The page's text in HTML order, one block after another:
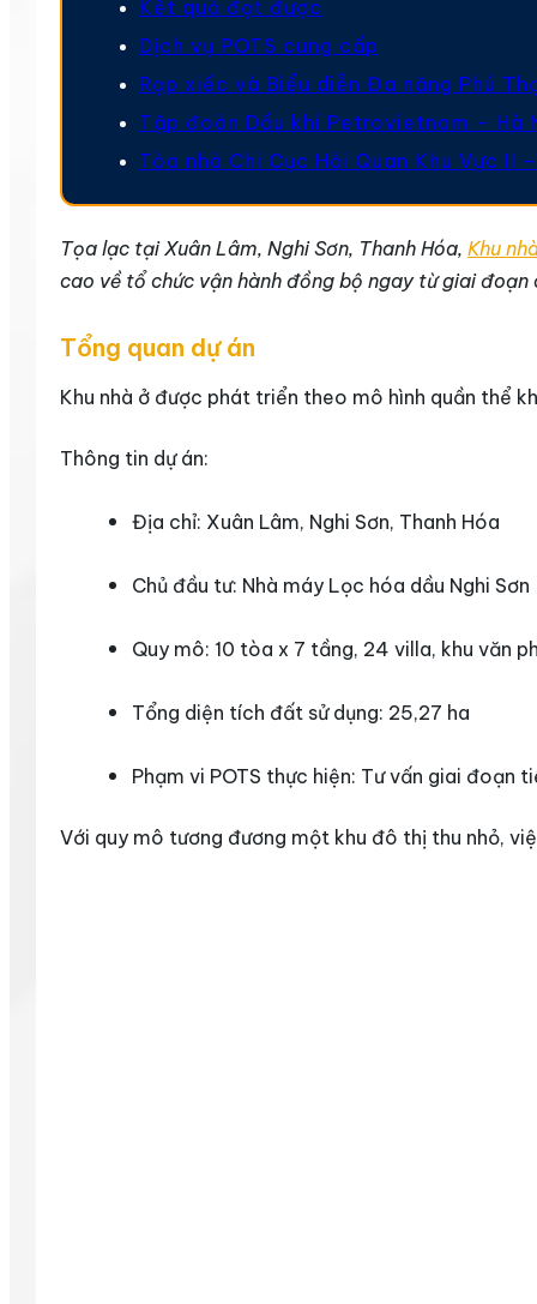
Kết quả đạt được
Dịch vụ POTS cung cấp
Rạp xiếc và Biểu diễn Đa năng Phú
Tập đoàn Dầu khí Petrovietnam – Hà
Tòa nhà Chi Cục Hải Quan Khu Vực II
Tọa lạc tại Xuân Lâm, Nghi Sơn, Thanh Hóa, Khu
cao về tổ chức vận hành đồng bộ ngay từ giai đoạn
Tổng quan dự án
Khu nhà ở được phát triển theo mô hình quần thể
Thông tin dự án:
Địa chỉ: Xuân Lâm, Nghi Sơn, Thanh Hóa
Chủ đầu tư: Nhà máy Lọc hóa dầu Nghi Sơn
Quy mô: 10 tòa x 7 tầng, 24 villa, khu văn
Tổng diện tích đất sử dụng: 25,27 ha
Phạm vi POTS thực hiện: Tư vấn giai đoạn
Với quy mô tương đương một khu đô thị thu nhỏ,